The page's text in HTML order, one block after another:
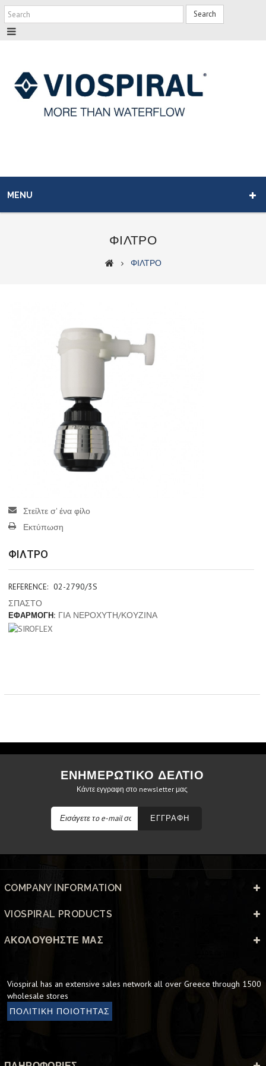
Search
MENU
ΦΙΛΤΡΟ
ΦΙΛΤΡΟ
Στείλτε σ' ένα φίλο
Εκτύπωση
ΦΙΛΤΡΟ
REFERENCE: 02-2790/3S
ΣΠΑΣΤΟ
ΕΦΑΡΜΟΓΗ: ΓΙΑ ΝΕΡΟΧΥΤΗ/ΚΟΥΖΙΝΑ
ΕΝΗΜΕΡΩΤΙΚΟ ΔΕΛΤΙΟ
Κάντε εγγραφη στο newsletter μας
ΕΓΓΡΑΦΗ
COMPANY INFORMATION
VIOSPIRAL PRODUCTS
AΚΟΛΟΥΘΉΣΤΕ ΜΑΣ
Viospiral has an extensive sales network all over Greece through 1500
wholesale stores
ΠΟΛΙΤΙΚΗ ΠΟΙΟΤΗΤΑΣ